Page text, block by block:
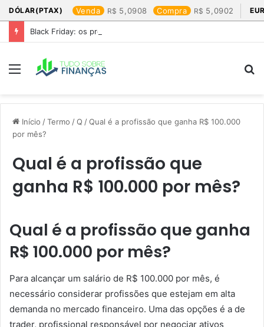
DÓLAR(PTAX) Venda 5,0908 Compra 5,0902
Black Friday: os produtos que mais valem a pena
Menu
Início /Termo /Q /Qual é a profissão que ganha R$ 100.000
por mês?
Qual é a profissão que
ganha R$ 100.000 por mês?
Qual é a profissão que ganha
R$ 100.000 por mês?
Para alcançar um salário de R$ 100.000 por mês, é
necessário considerar profissões que estejam em alta
demanda no mercado financeiro. Uma das opções é a de
trader, profissional responsável por negociar ativos